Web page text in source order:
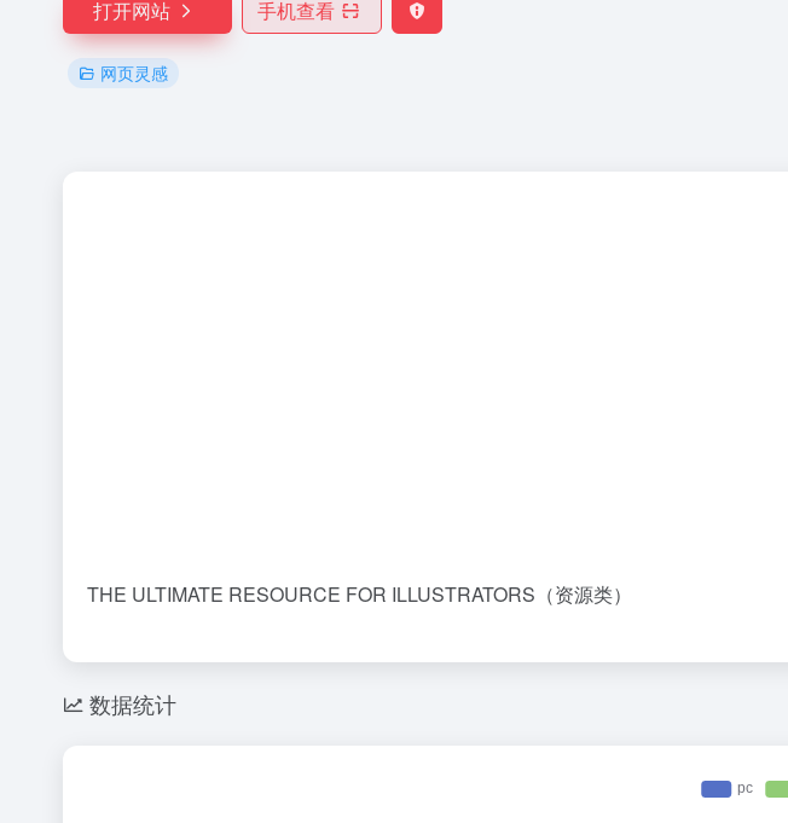
打开网站 手机查看
网页灵感
THE ULTIMATE RESOURCE FOR ILLUSTRATORS（资源类）
数据统计